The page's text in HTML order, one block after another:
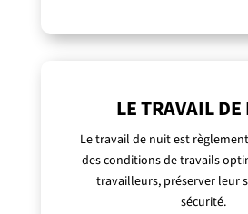
LE TRAVAIL
Le travail de nuit est
des conditions de travails
travailleurs, préserver leur
sécurité.